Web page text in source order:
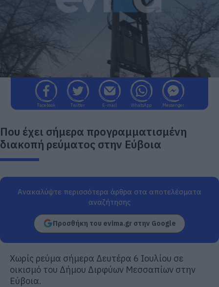
Facebook Twitter E-mail WhatsApp Messenger
Που έχει σήμερα προγραμματισμένη
διακοπή ρεύματος στην Εύβοια
Ανακαλύψτε περισσότερα άρθρα στα αποτελέσματα
αναζήτησης
Προσθήκη του evima.gr στην Google
Χωρίς ρεύμα σήμερα Δευτέρα 6 Ιουλίου σε
οικισμό του Δήμου Διρφύων Μεσσαπίων στην
Εύβοια.